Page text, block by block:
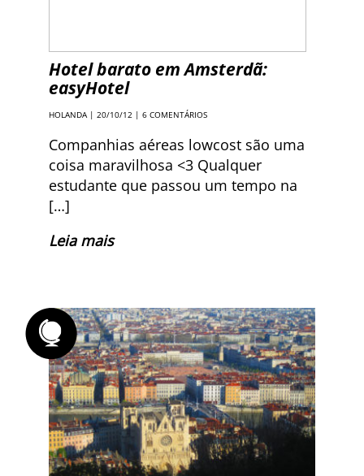
Hotel barato em Amsterdã:
easyHotel
HOLANDA| 20/10/12 | 6 COMENTÁRIOS
Companhias aéreas lowcost são uma
coisa maravilhosa <3 Qualquer
estudante que passou um tempo na
[…]
Leia mais